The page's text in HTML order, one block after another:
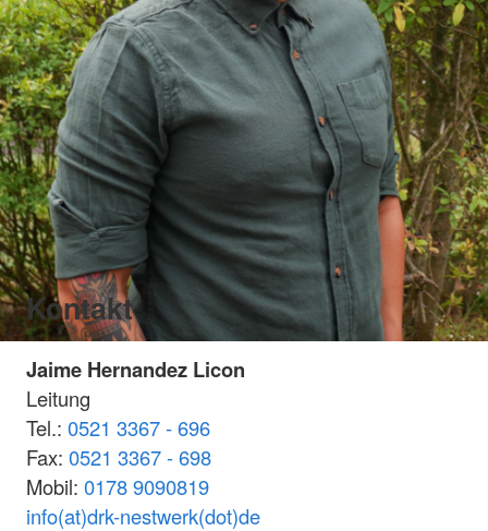
Kontakt
Jaime Hernandez Licon
Leitung
Tel.: 0521 3367 - 696
Fax: 0521 3367 - 698
Mobil: 0178 9090819
info(at)drk-nestwerk(dot)de